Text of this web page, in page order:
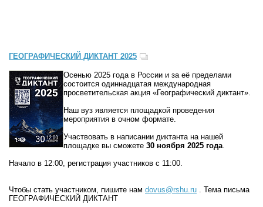
ГЕОГРАФИЧЕСКИЙ ДИКТАНТ 2025
Осенью 2025 года в России и за её пределами
состоится одиннадцатая международная
просветительская акция «Географический диктант».
Наш вуз является площадкой проведения
мероприятия в очном формате.
Участвовать в написании диктанта на нашей
площадке вы сможете 30 ноября 2025 года
Начало в 12:00, регистрация участников с 11:00.
Чтобы стать участником, пишите нам dovus@rshu.ru . Тема письма
ГЕОГРАФИЧЕСКИЙ ДИКТАНТ